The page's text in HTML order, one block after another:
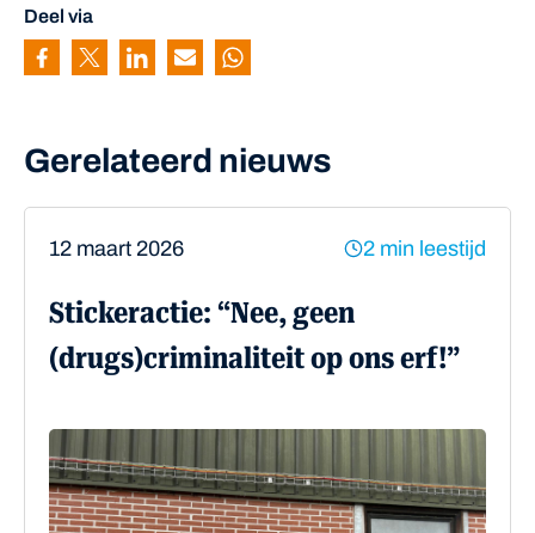
Deel via
Pagina delen via Facebook
Pagina delen via Twitter
Pagina delen via Linkedin
Pagina delen via Mail
Pagina delen via Whatsapp
Gerelateerd nieuws
12 maart 2026 2 min leestijd
Stickeractie: “Nee, geen
(drugs)criminaliteit op ons erf!”